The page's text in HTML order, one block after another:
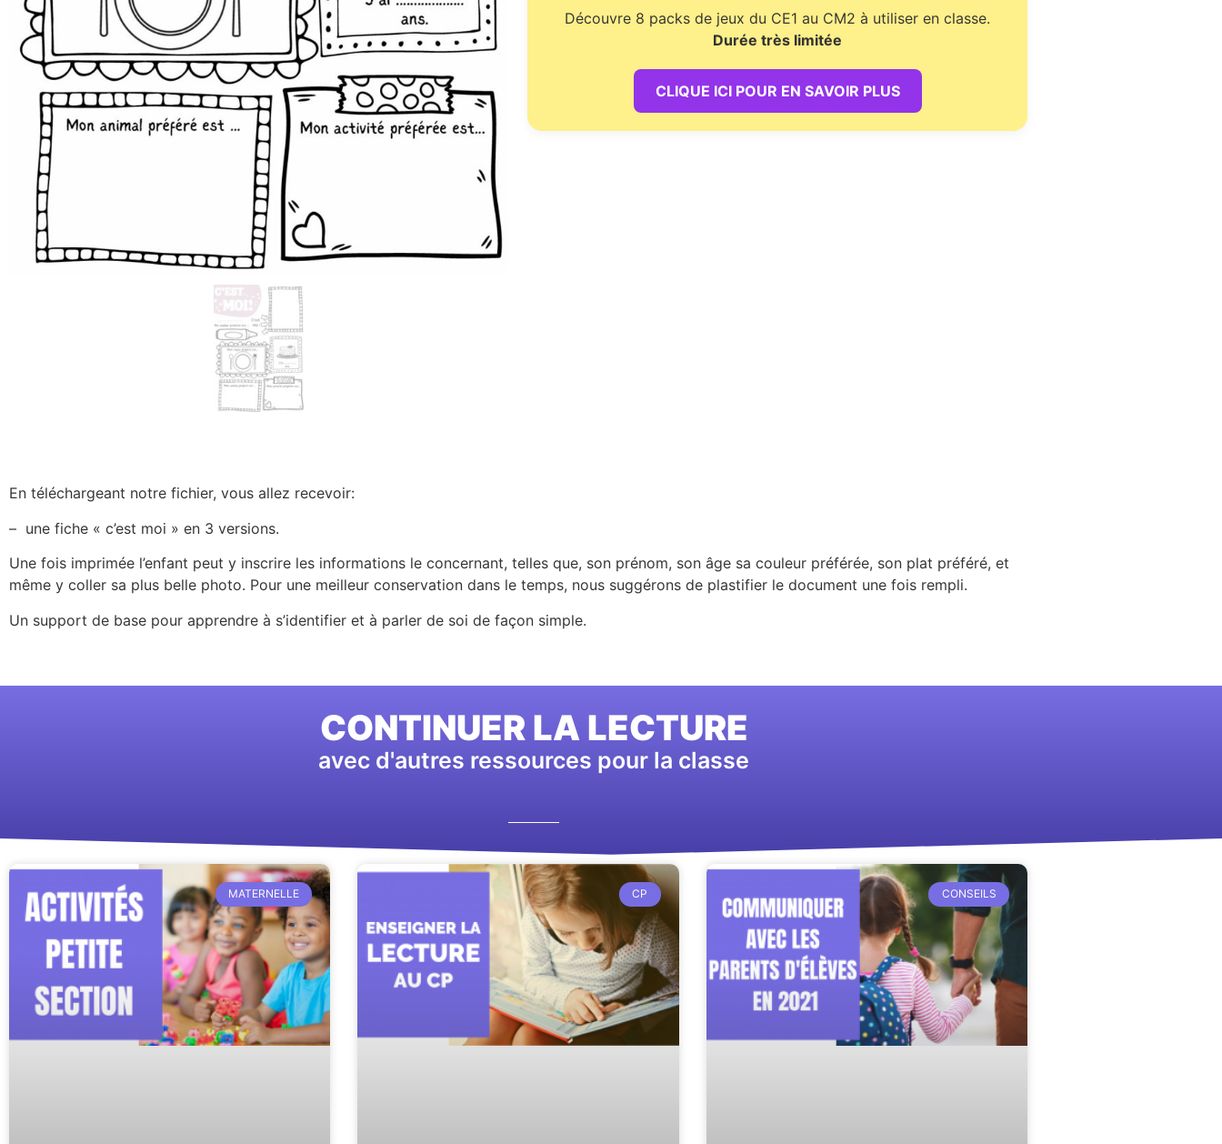
Découvre 8 packs de jeux du CE1 au CM2 à utiliser en classe.
Durée très limitée
CLIQUE ICI POUR EN SAVOIR PLUS
En téléchargeant notre fichier, vous allez recevoir:
– une fiche « c’est moi » en 3 versions.
Une fois imprimée l’enfant peut y inscrire les informations le concernant, telles que, son prénom, son âge sa couleur préférée, son plat préféré, et
même y coller sa plus belle photo. Pour une meilleur conservation dans le temps, nous suggérons de plastifier le document une fois rempli.
Un support de base pour apprendre à s’identifier et à parler de soi de façon simple.
CONTINUER LA LECTURE
avec d'autres ressources pour la classe
MATERNELLE CP CONSEILS